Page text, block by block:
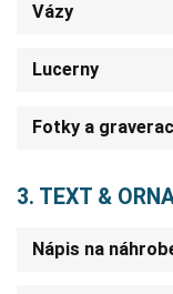
Vázy
Lucerny
Fotky a
3. TEXT &
Nápis na